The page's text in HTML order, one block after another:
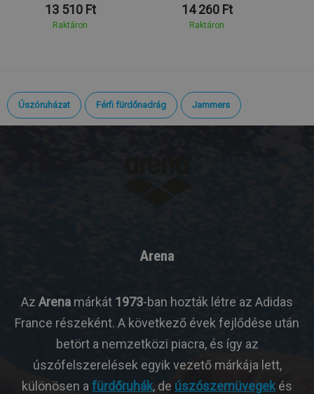
13 510 Ft
Raktáron
14 260 Ft
Raktáron
Úszóruházat Férfi fürdőnadrág Jammers
Arena
Az Arena márkát 1973-ban hozták létre az Adidas
France részeként. A következő évek fejlődése után
betört a nemzetközi piacra, és így az
úszófelszerelések egyik vezető márkája lett,
különösen a fürdőruhák, de úszószemüvegek és